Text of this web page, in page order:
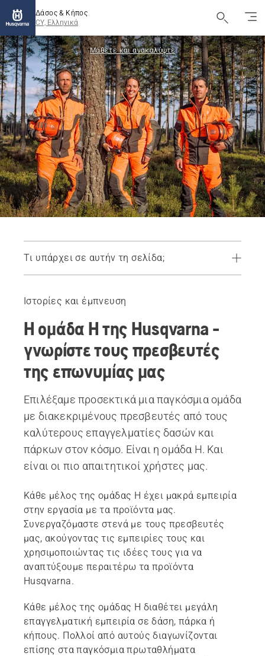
Δάσος & Κήπος
CY, Ελληνικά
Μάθετε και ανακαλύψτε
Τι υπάρχει σε αυτήν τη σελίδα;
Tim Bendle
Ιστορίες και έμπνευση
Η ομάδα H της Husqvarna -
γνωρίστε τους πρεσβευτές
της επωνυμίας μας
Επιλέξαμε προσεκτικά μια παγκόσμια ομάδα
με διακεκριμένους πρεσβευτές από τους
καλύτερους επαγγελματίες δασών και
πάρκων στον κόσμο. Είναι η ομάδα Η. Και
είναι οι πιο απαιτητικοί χρήστες μας.
Κάθε μέλος της ομάδας H έχει μακρά εμπειρία
στην εργασία με τα προϊόντα μας.
Συνεργαζόμαστε στενά με τους πρεσβευτές
μας, ακούγοντας τις εμπειρίες τους και
χρησιμοποιώντας τις ιδέες τους για να
αναπτύξουμε περαιτέρω τα προϊόντα
Husqvarna.
Κάθε μέλος της ομάδας H διαθέτει μεγάλη
επαγγελματική εμπειρία σε δάση, πάρκα ή
κήπους. Πολλοί από αυτούς διαγωνίζονται
επίσης στα παγκόσμια πρωταθλήματα